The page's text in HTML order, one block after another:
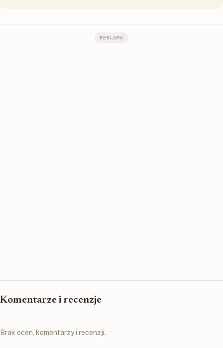
REKLAMA
Komentarze i recenzje
Brak ocen, komentarzy i recenzji.